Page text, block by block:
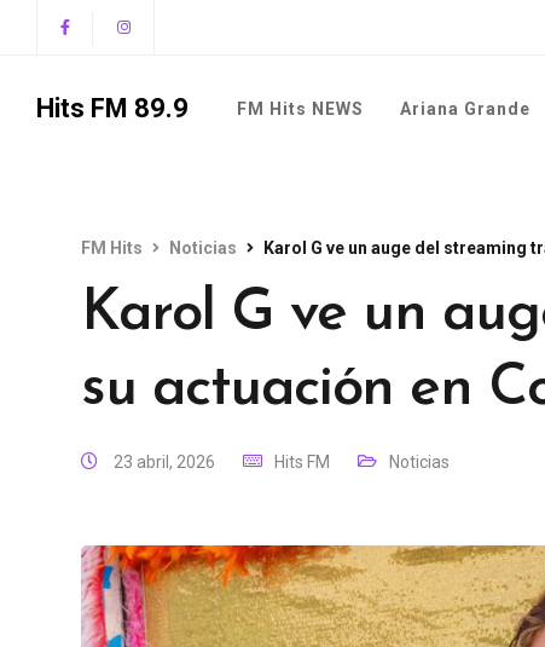
Hits FM 89.9 FM Hits NEWS Ariana Grande
FM Hits Noticias Karol G ve un auge del streaming
Karol G ve un
su actuación en
23 abril, 2026 Hits FM Noticias